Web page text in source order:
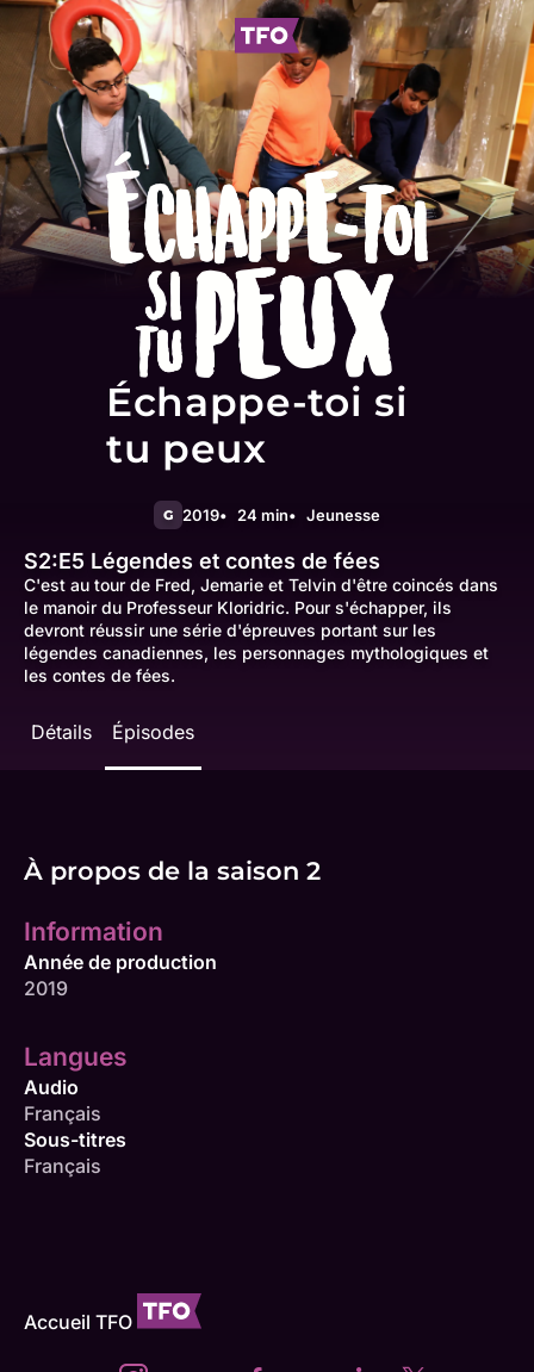
Échappe-toi si
tu peux
G 2019 24 min Jeunesse
S2:E5 Légendes et contes de fées
C'est au tour de Fred, Jemarie et Telvin d'être coincés dans
le manoir du Professeur Kloridric. Pour s'échapper, ils
devront réussir une série d'épreuves portant sur les
légendes canadiennes, les personnages mythologiques et
les contes de fées.
Détails Épisodes
À propos de la saison 2
Information
Année de production
2019
Langues
Audio
Français
Sous-titres
Français
Accueil TFO